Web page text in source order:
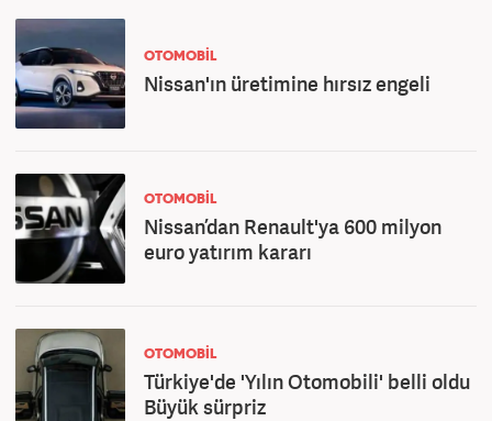
OTOMOBİL
Nissan'ın üretimine hırsız engeli
OTOMOBİL
Nissan’dan Renault'ya 600 milyon
euro yatırım kararı
OTOMOBİL
Türkiye'de 'Yılın Otomobili' belli oldu
Büyük sürpriz